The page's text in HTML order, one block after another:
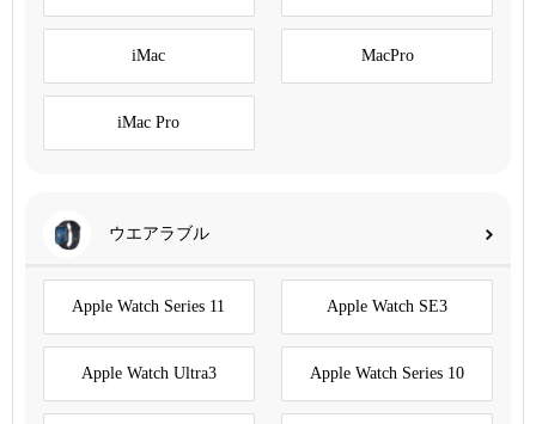
iMac MacPro
iMac Pro
ウエアラブル
Apple Watch Series 11 Apple Watch SE3
Apple Watch Ultra3 Apple Watch Series 10